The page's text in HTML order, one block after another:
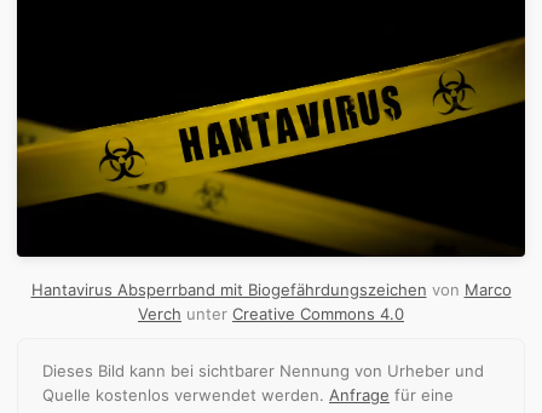
Hantavirus Absperrband mit Biogefährdungszeichen von Marco
Verch unter Creative Commons 4.0
Dieses Bild kann bei sichtbarer Nennung von Urheber und
Quelle kostenlos verwendet werden. Anfrage für eine